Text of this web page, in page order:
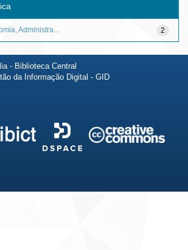
2
Administra...
- Biblioteca Central
da Informação Digital - GID